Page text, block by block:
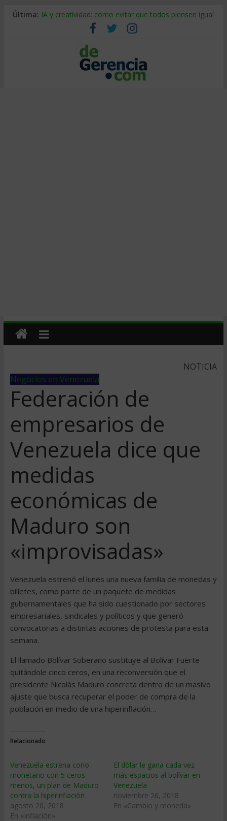
Última: IA y creatividad: cómo evitar que todos piensen igual
Despido silencioso: qué es y por qué sale tan caro
La economía de Venezuela después del terremoto
Los 8 pasos de Kotter: liderar el cambio sin fracasar
Gestión de proyectos con IA: qué cambia en el oficio
NOTICIA
Negocios en Venezuela
Federación de
empresarios de
Venezuela dice que
medidas
económicas de
Maduro son
«improvisadas»
Venezuela estrenó el lunes una nueva familia de monedas y
billetes, como parte de un paquete de medidas
gubernamentales que ha sido cuestionado por sectores
empresariales, sindicales y políticos y que generó
convocatorias a distintas acciones de protesta para esta
semana.
El llamado Bolívar Soberano sustituye al Bolívar Fuerte
quitándole cinco ceros, en una reconversión que el
presidente Nicolás Maduro concreta dentro de un masivo
ajuste que busca recuperar el poder de compra de la
población en medio de una hiperinflación…
Relacionado
Venezuela estrena cono
monetario con 5 ceros
menos, un plan de Maduro
contra la hiperinflación
agosto 20, 2018
En «Inflación»
El dólar le gana cada vez
más espacios al bolívar en
Venezuela
noviembre 26, 2018
En «Cambio y moneda»